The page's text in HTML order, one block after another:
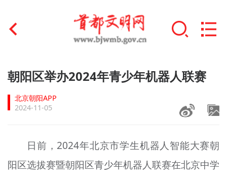
首页
文明创建
文明培育
+
未成年人思想道德建设
朝阳区举办2024年青少年机器人联赛
北京朝阳APP
2024-11-05
日前，2024年北京市学生机器人智能大赛朝
阳区选拔赛暨朝阳区青少年机器人联赛在北京中学